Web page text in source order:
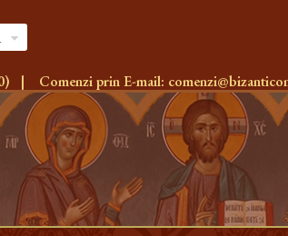
| Comenzi prin E-mail: